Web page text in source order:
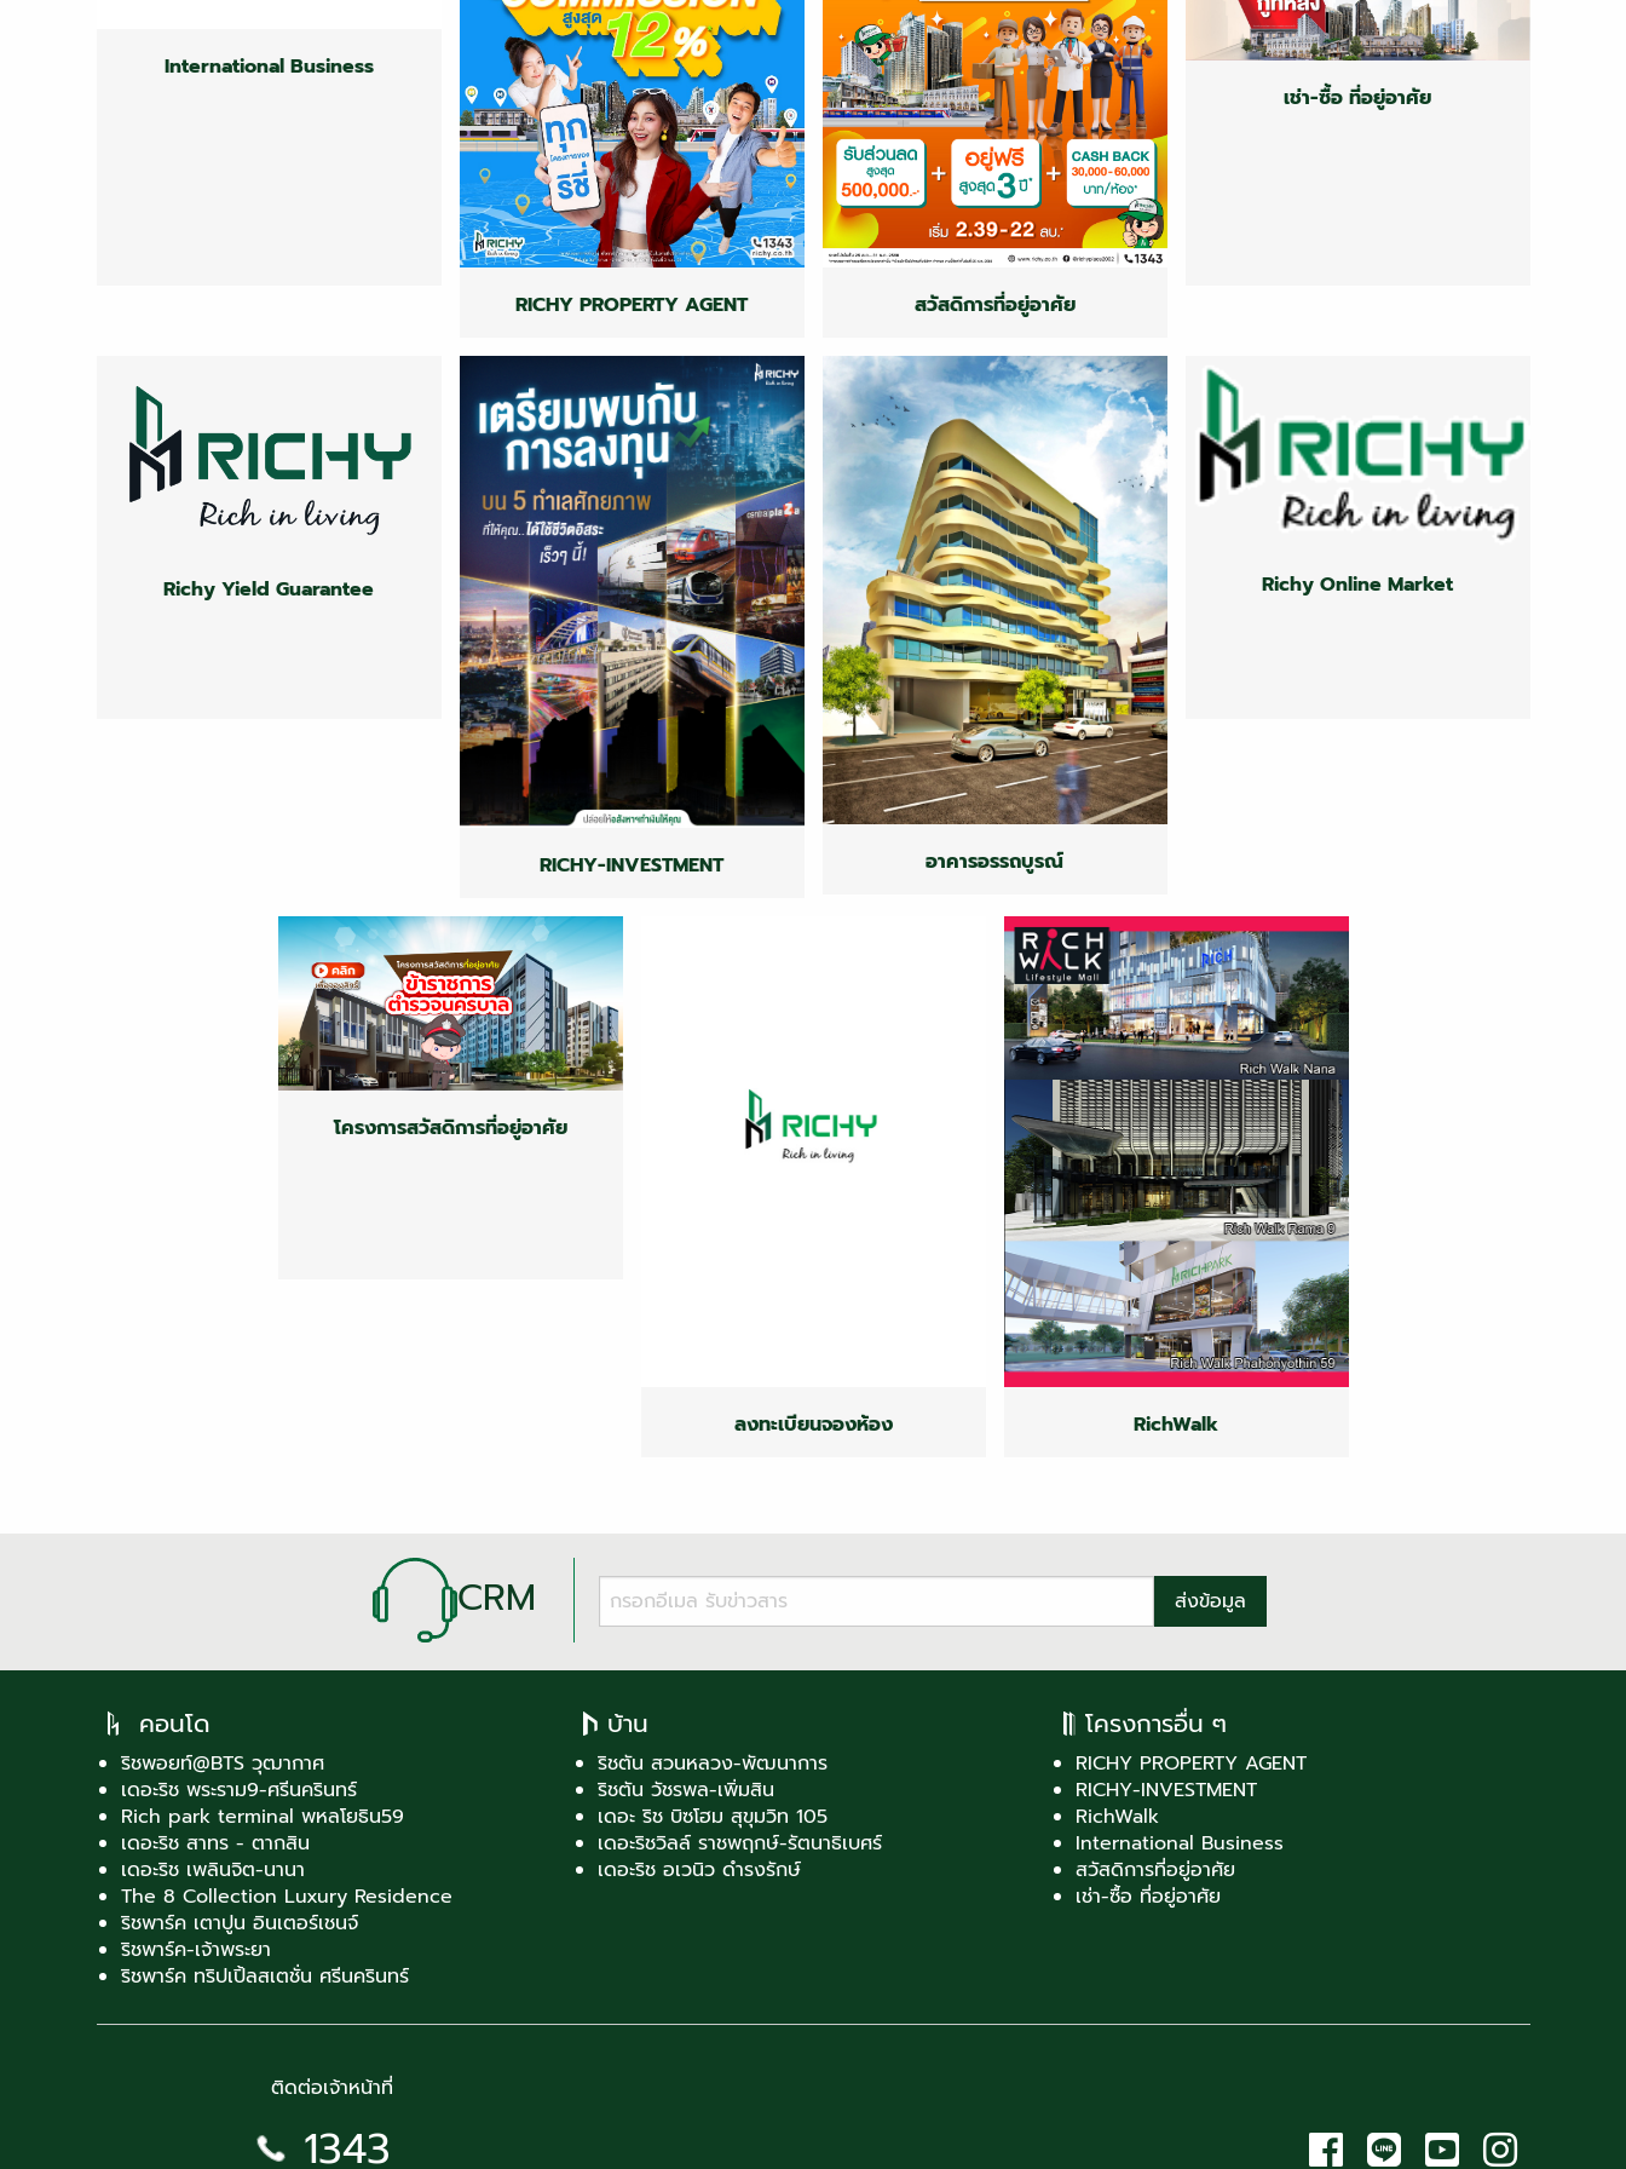
International Business
RICHY PROPERTY AGENT
RICHY PROPERTY AGENT
RICHY PROPERTY AGENT
สวัสดิการที่อยู่อาศัย
สวัสดิการที่อยู่อาศัย
สวัสดิการที่อยู่อาศัย
เช่า-ซื้อ ที่อยู่อาศัย
Richy Yield Guarantee
RICHY-INVESTMENT
RICHY-INVESTMENT
RICHY-INVESTMENT
Attaboon Office Building
อาคารอรรถบูรณ์
อาคารอรรถบูรณ์
Richy Online Market
โครงการสวัสดิการที่อยู่อาศัย
ลงทะเบียนจองห้อง RichWalk
CRM
คอนโด
ริชพอยท์@BTS วุฒากาศ
เดอะริช พระราม9-ศรีนครินทร์
Rich park terminal พหลโยธิน59
เดอะริช สาทร - ตากสิน
เดอะริช เพลินจิต-นานา
The 8 Collection Luxury Residence
ริชพาร์ค เตาปูน อินเตอร์เชนจ์
ริชพาร์ค-เจ้าพระยา
ริชพาร์ค ทริปเปิ้ลสเตชั่น ศรีนครินทร์
บ้าน
ริชตัน สวนหลวง-พัฒนาการ
ริชตัน วัชรพล-เพิ่มสิน
เดอะ ริช บิซโฮม สุขุมวิท 105
เดอะริชวิลล์ ราชพฤกษ์-รัตนาธิเบศร์
เดอะริช อเวนิว ดำรงรักษ์
โครงการอื่น ๆ
RICHY PROPERTY AGENT
RICHY-INVESTMENT
RichWalk
International Business
สวัสดิการที่อยู่อาศัย
เช่า-ซื้อ ที่อยู่อาศัย
ติดต่อเจ้าหน้าที่
1343